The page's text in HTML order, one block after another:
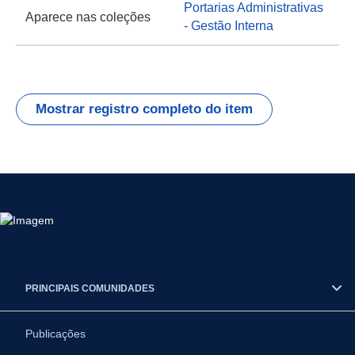
Aparece nas coleções
Portarias Administrativas
- Gestão Interna
Mostrar registro completo do item
PRINCIPAIS COMUNIDADES
Publicações